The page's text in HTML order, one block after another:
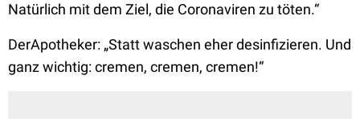
Natürlich mit dem Ziel, die Coronaviren zu töten.“
DerApotheker: „Statt waschen eher desinfizieren. Und
ganz wichtig: cremen, cremen, cremen!“